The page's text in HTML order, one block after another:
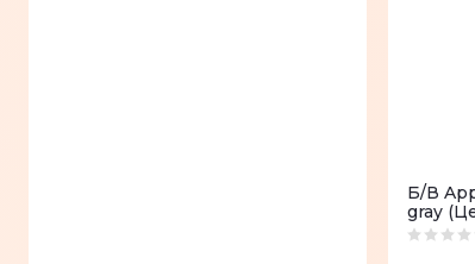
Б/В
gray